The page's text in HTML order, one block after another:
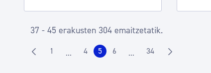
37 - 45 erakusten 304 emaitzetatik.
Orrialdea
1 ...Intermediate Pages Use TAB to navigate.
Orrialdea
4 Orrialdea
5 Orrialdea
6 ...Intermediate Pages Use
Orrialdea
34